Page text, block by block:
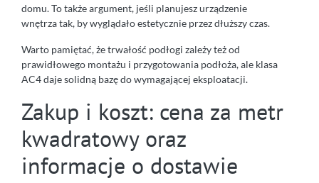
domu. To także argument, jeśli planujesz urządzenie
wnętrza tak, by wyglądało estetycznie przez dłuższy czas.
Warto pamiętać, że trwałość podłogi zależy też od
prawidłowego montażu i przygotowania podłoża, ale klasa
AC4 daje solidną bazę do wymagającej eksploatacji.
Zakup i koszt: cena za metr
kwadratowy oraz
informacje o dostawie